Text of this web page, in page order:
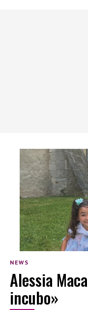
NEWS
Alessia
incubo»